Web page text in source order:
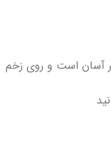
آسان است و روی زخم